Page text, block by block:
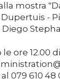
mostra
Dupertuis -
ore 12.00
079 610 48